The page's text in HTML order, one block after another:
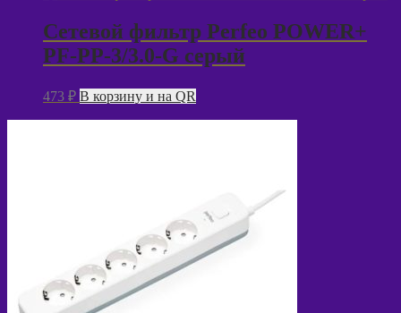
Сетевой фильтр Perfeo POWER+
PF-PP-3/3.0-G серый
473 ₽ В корзину и на QR